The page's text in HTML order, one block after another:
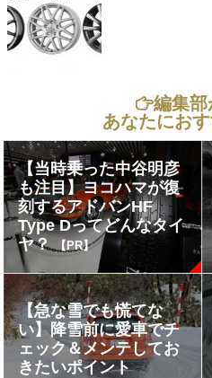
編集部
あなたにお
【当時乗った中谷明彦
も注目】ヨコハマが復
刻するアドバンHF
Type Dってどんなタイ
ヤ？
【PR】
【急な雪でも慌てな
い】降雪前に愛車でチ
ェック＆メンテしてお
きたいポイント